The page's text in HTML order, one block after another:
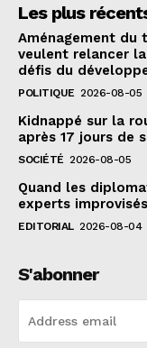
Les plus
Aménagement du
veulent relancer
défis du
POLITIQUE 2026-08-05
Kidnappé sur la
après 17 jours de
SOCIÉTÉ 2026-08-05
Quand les
experts
EDITORIAL 2026-08-04
S'abonner